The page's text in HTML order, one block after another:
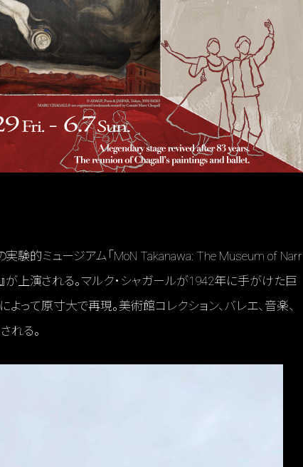
験的ミュージアム「MoN Takanawa: The Museum of Narr
が上演される。マルク・シャガールが1942年に手がけた巨
って原寸大で再現。美術館コレクション、バレエ、音楽、
れる。